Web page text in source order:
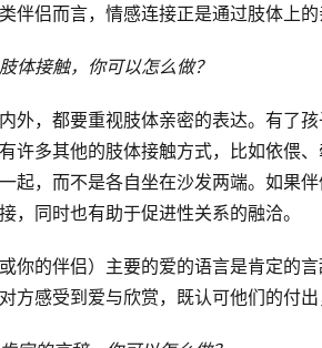
伴侣而言，情感连接正是通过肢体上的
体接触，你可以怎么做？
外，都要重视肢体亲密的表达。有了
许多其他的肢体接触方式，比如依偎
起，而不是各自坐在沙发两端。如果
，同时也有助于促进性关系的融洽。
你的伴侣）主要的爱的语言是肯定的
方感受到爱与欣赏，既认可他们的付出